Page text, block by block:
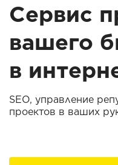
Сервис
вашего
в
SEO, управление
проектов в ваших